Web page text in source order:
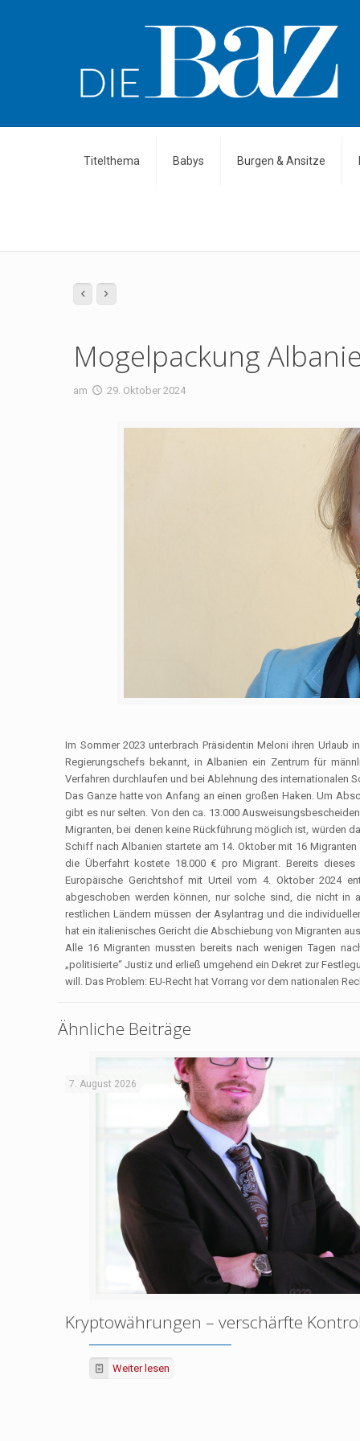
Titelthema Babys Burgen & Ansitze
Mogelpackung
am 29. Oktober 2024
Im Sommer 2023 unterbrach Präsidentin Meloni ihren
Regierungschefs bekannt, in Albanien ein Zentrum für
Verfahren durchlaufen und bei Ablehnung des internationalen
Das Ganze hatte von Anfang an einen großen Haken. Um
gibt es nur selten. Von den ca. 13.000
Migranten, bei denen keine Rückführung möglich ist, würden
Schiff nach Albanien startete am 14. Oktober mit 16
die Überfahrt kostete 18.000 € pro Migrant. Bereits
Europäische Gerichtshof mit Urteil vom 4. Oktober 2024
abgeschoben werden können, nur solche sind, die nicht in
restlichen Ländern müssen der Asylantrag und die
hat ein italienisches Gericht die Abschiebung von Migranten
Alle 16 Migranten mussten bereits nach wenigen Tagen
„politisierte“ Justiz und erließ umgehend ein Dekret zur
will. Das Problem: EU-Recht hat Vorrang vor dem na­tionalen
Ähnliche Beiträge
7. August 2026
Kryptowährungen – verschärfte
Weiter lesen